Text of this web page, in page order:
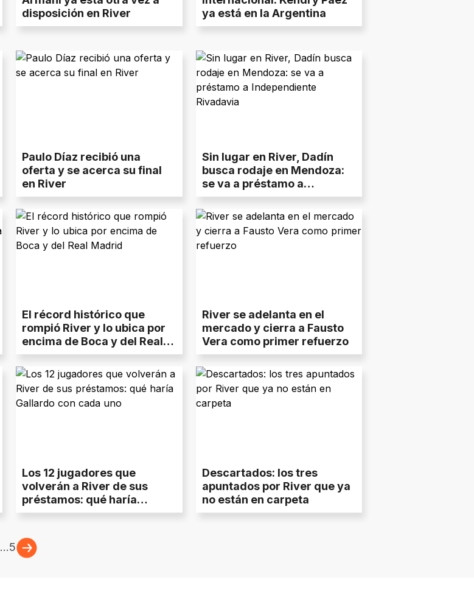
disposición en River
ya está en la Argentina
Paulo Díaz recibió una
oferta y se acerca su final
en River
Sin lugar en River, Dadín
busca rodaje en Mendoza:
se va a préstamo a
Independiente Rivadavia
El récord histórico que
rompió River y lo ubica por
encima de Boca y del Real
Madrid
River se adelanta en el
mercado y cierra a Fausto
Vera como primer refuerzo
Los 12 jugadores que
volverán a River de sus
préstamos: qué haría
Gallardo con cada uno
Descartados: los tres
apuntados por River que ya
no están en carpeta
...5